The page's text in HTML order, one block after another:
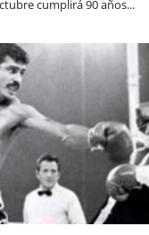
cumplirá 90 años...